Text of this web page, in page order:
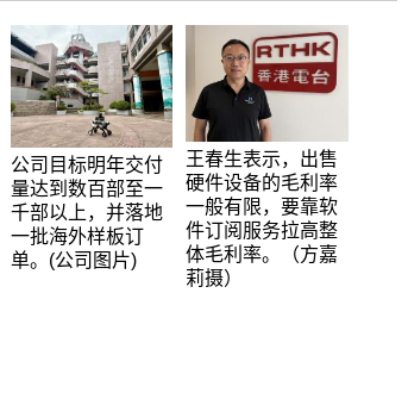
公司目标明年交付
量达到数百部至一
千部以上，并落地
一批海外样板订
单。(公司图片)
王春生表示，出售
硬件设备的毛利率
一般有限，要靠软
件订阅服务拉高整
体毛利率。（方嘉
莉摄）